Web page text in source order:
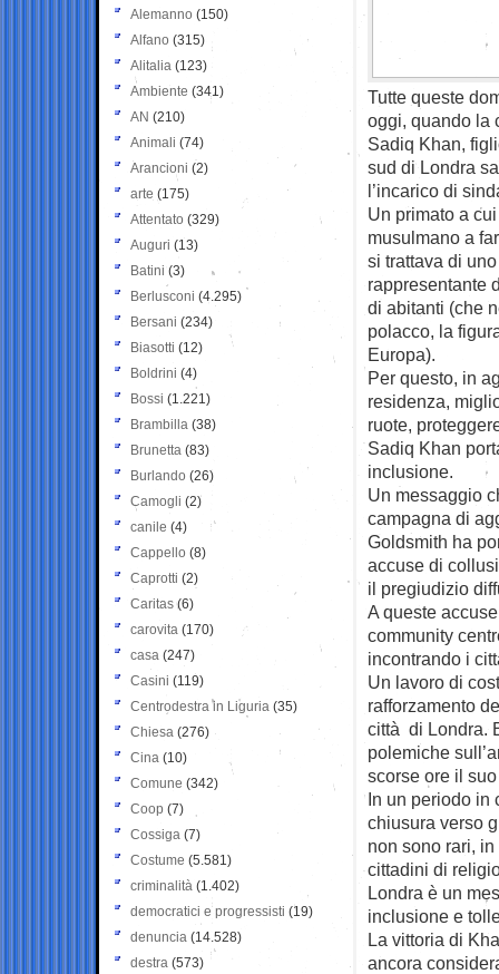
Tutte queste
oggi, quando la
Sadiq Khan,
sud di Londra
l’incarico di
Un primato a
musulmano a
si trattava di
rappresentante
di abitanti (che
polacco, la
Europa).
Per questo, in
residenza,
ruote,
Sadiq Khan
inclusione.
Un messaggio
campagna di
Goldsmith ha
accuse di
il pregiudizio
A queste
community
incontrando i
Un lavoro di
rafforzamento
città di Londra.
polemiche
scorse ore il
In un periodo in
chiusura verso
non sono rari,
cittadini di
Londra è un
inclusione e
La vittoria di
ancora
Alemanno (150)
Alfano (315)
Alitalia (123)
Ambiente (341)
AN (210)
Animali (74)
Arancioni (2)
arte (175)
Attentato (329)
Auguri (13)
Batini (3)
Berlusconi (4.295)
Bersani (234)
Biasotti (12)
Boldrini (4)
Bossi (1.221)
Brambilla (38)
Brunetta (83)
Burlando (26)
Camogli (2)
canile (4)
Cappello (8)
Caprotti (2)
Caritas (6)
carovita (170)
casa (247)
Casini (119)
Centrodestra in Liguria (35)
Chiesa (276)
Cina (10)
Comune (342)
Coop (7)
Cossiga (7)
Costume (5.581)
criminalità (1.402)
democratici e progressisti (19)
denuncia (14.528)
destra (573)